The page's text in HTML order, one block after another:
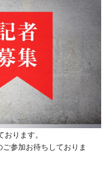
おります。
参加お待ちしておりま